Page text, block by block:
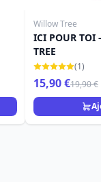
Willow Tree
ICI POUR TOI
TREE
(1)
15,90 €19,90 €